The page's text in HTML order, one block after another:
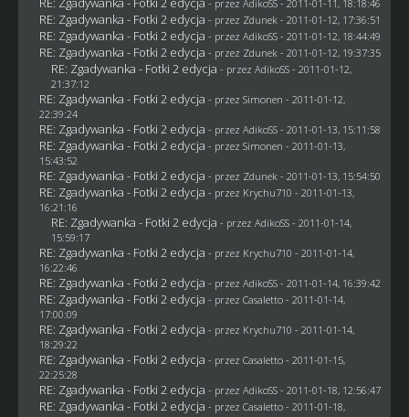
- przez AdikoSS - 2011-01-11, 18:18:46
RE: Zgadywanka - Fotki 2 edycja - przez Zdunek - 2011-01-12, 17:36:51
RE: Zgadywanka - Fotki 2 edycja - przez AdikoSS - 2011-01-12, 18:44:49
RE: Zgadywanka - Fotki 2 edycja - przez Zdunek - 2011-01-12, 19:37:35
RE: Zgadywanka - Fotki 2 edycja - przez AdikoSS - 2011-01-12,
21:37:12
RE: Zgadywanka - Fotki 2 edycja - przez Simonen - 2011-01-12,
22:39:24
RE: Zgadywanka - Fotki 2 edycja - przez AdikoSS - 2011-01-13, 15:11:58
RE: Zgadywanka - Fotki 2 edycja - przez Simonen - 2011-01-13,
15:43:52
RE: Zgadywanka - Fotki 2 edycja - przez Zdunek - 2011-01-13, 15:54:50
RE: Zgadywanka - Fotki 2 edycja - przez Krychu710 - 2011-01-13,
16:21:16
RE: Zgadywanka - Fotki 2 edycja - przez AdikoSS - 2011-01-14,
15:59:17
RE: Zgadywanka - Fotki 2 edycja - przez Krychu710 - 2011-01-14,
16:22:46
RE: Zgadywanka - Fotki 2 edycja - przez AdikoSS - 2011-01-14, 16:39:42
RE: Zgadywanka - Fotki 2 edycja - przez Casaletto- 2011-01-14,
17:00:09
RE: Zgadywanka - Fotki 2 edycja - przez Krychu710 - 2011-01-14,
18:29:22
RE: Zgadywanka - Fotki 2 edycja - przez Casaletto- 2011-01-15,
22:25:28
RE: Zgadywanka - Fotki 2 edycja - przez AdikoSS - 2011-01-18, 12:56:47
RE: Zgadywanka - Fotki 2 edycja - przez Casaletto- 2011-01-18,